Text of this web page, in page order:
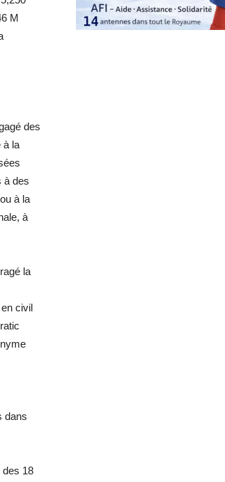
M
des
à la
à des
à la
à
la
civil
dans
des 18